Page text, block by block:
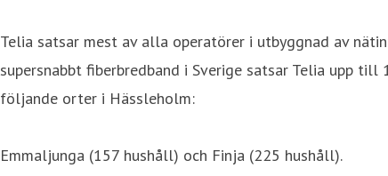
Telia satsar mest av alla operatörer i utbyggnad av
supersnabbt fiberbredband i Sverige satsar Telia upp
följande orter i Hässleholm:
Emmaljunga (157 hushåll) och Finja (225 hushåll).